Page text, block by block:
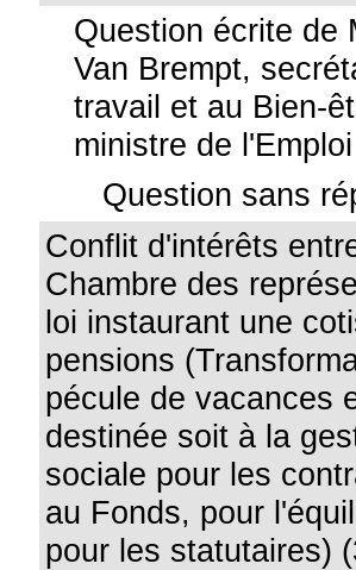
Question écrite de
Van Brempt,
travail et au Bien-
ministre de
Question sans
Conflit d'intérêts
Chambre des
loi instaurant une
pensions
pécule de vacances
destinée soit à la
sociale pour les
au Fonds, pour
pour les statutaires)